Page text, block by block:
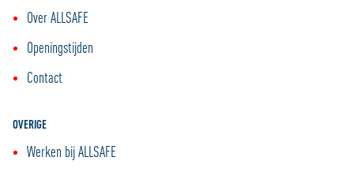
Over ALLSAFE
Openingstijden
Contact
OVERIGE
Werken bij ALLSAFE